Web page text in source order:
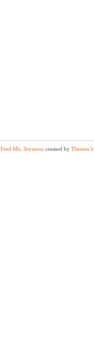
Feed Me, Seymour created by Themes